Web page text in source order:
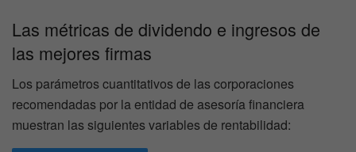
Las métricas de dividendo e ingresos de
las mejores firmas
Los parámetros cuantitativos de las corporaciones
recomendadas por la entidad de asesoría financiera
muestran las siguientes variables de rentabilidad: